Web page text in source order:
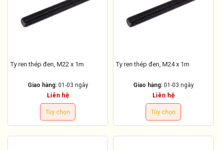
Ty ren thép đen, M22 x 1m
Giao hàng: 01-03 ngày
Liên hệ
Tùy chọn
Ty ren thép đen, M24 x 1m
Giao hàng: 01-03 ngày
Liên hệ
Tùy chọn